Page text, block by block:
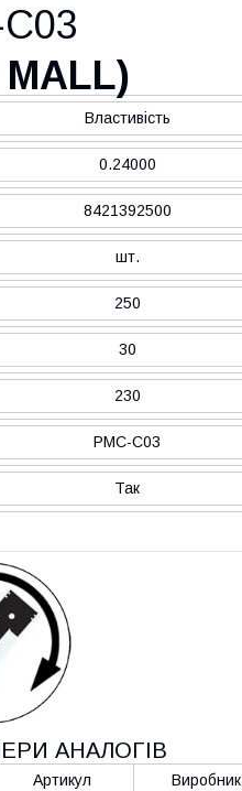
)
Властивість
0.24000
8421392500
шт.
250
30
230
PMC-C03
Так
АНАЛОГІВ
Артикул Виробник